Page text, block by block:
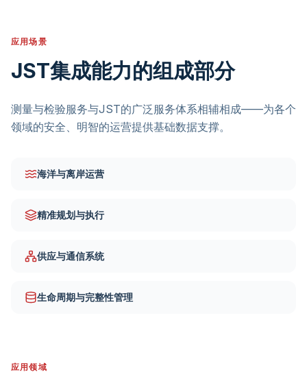
应用场景
JST集成能力的组成部分
测量与检验服务与JST的广泛服务体系相辅相成——为各个
领域的安全、明智的运营提供基础数据支撑。
海洋与离岸运营
精准规划与执行
供应与通信系统
生命周期与完整性管理
应用领域